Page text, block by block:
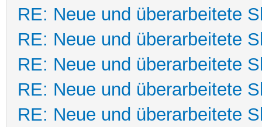
RE: Neue und überarbeitete
RE: Neue und überarbeitete
RE: Neue und überarbeitete
RE: Neue und überarbeitete
RE: Neue und überarbeitete